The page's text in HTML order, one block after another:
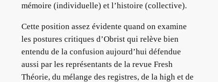
mémoire (individuelle) et l’histoire (collective).
Cette position assez évidente quand on examine
les postures critiques d’Obrist qui relève bien
entendu de la confusion aujourd’hui défendue
aussi par les représentants de la revue Fresh
Théorie, du mélange des registres, de la high et de